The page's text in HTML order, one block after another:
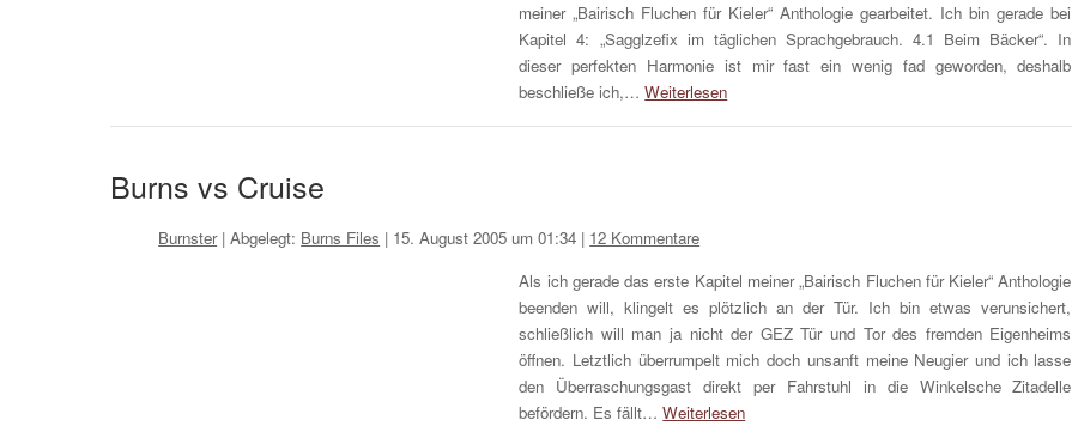
meiner „Bairisch Fluchen für Kieler“ Anthologie gearbeitet. Ich bin gerade bei
Kapitel 4: „Sagglzefix im täglichen Sprachgebrauch. 4.1 Beim Bäcker“. In
dieser perfekten Harmonie ist mir fast ein wenig fad geworden, deshalb
beschließe ich,…Weiterlesen
Burns vs Cruise
Burnster| Abgelegt: Burns Files | 15. August 2005 um 01:34 | 12 Kommentare
Als ich gerade das erste Kapitel meiner „Bairisch Fluchen für Kieler“ Anthologie
beenden will, klingelt es plötzlich an der Tür. Ich bin etwas verunsichert,
schließlich will man ja nicht der GEZ Tür und Tor des fremden Eigenheims
öffnen. Letztlich überrumpelt mich doch unsanft meine Neugier und ich lasse
den Überraschungsgast direkt per Fahrstuhl in die Winkelsche Zitadelle
befördern. Es fällt…Weiterlesen